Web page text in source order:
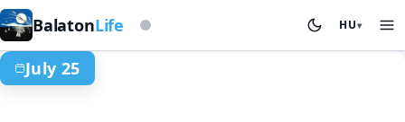
BalatonLife Viharjelző alapon HU▾
July 25